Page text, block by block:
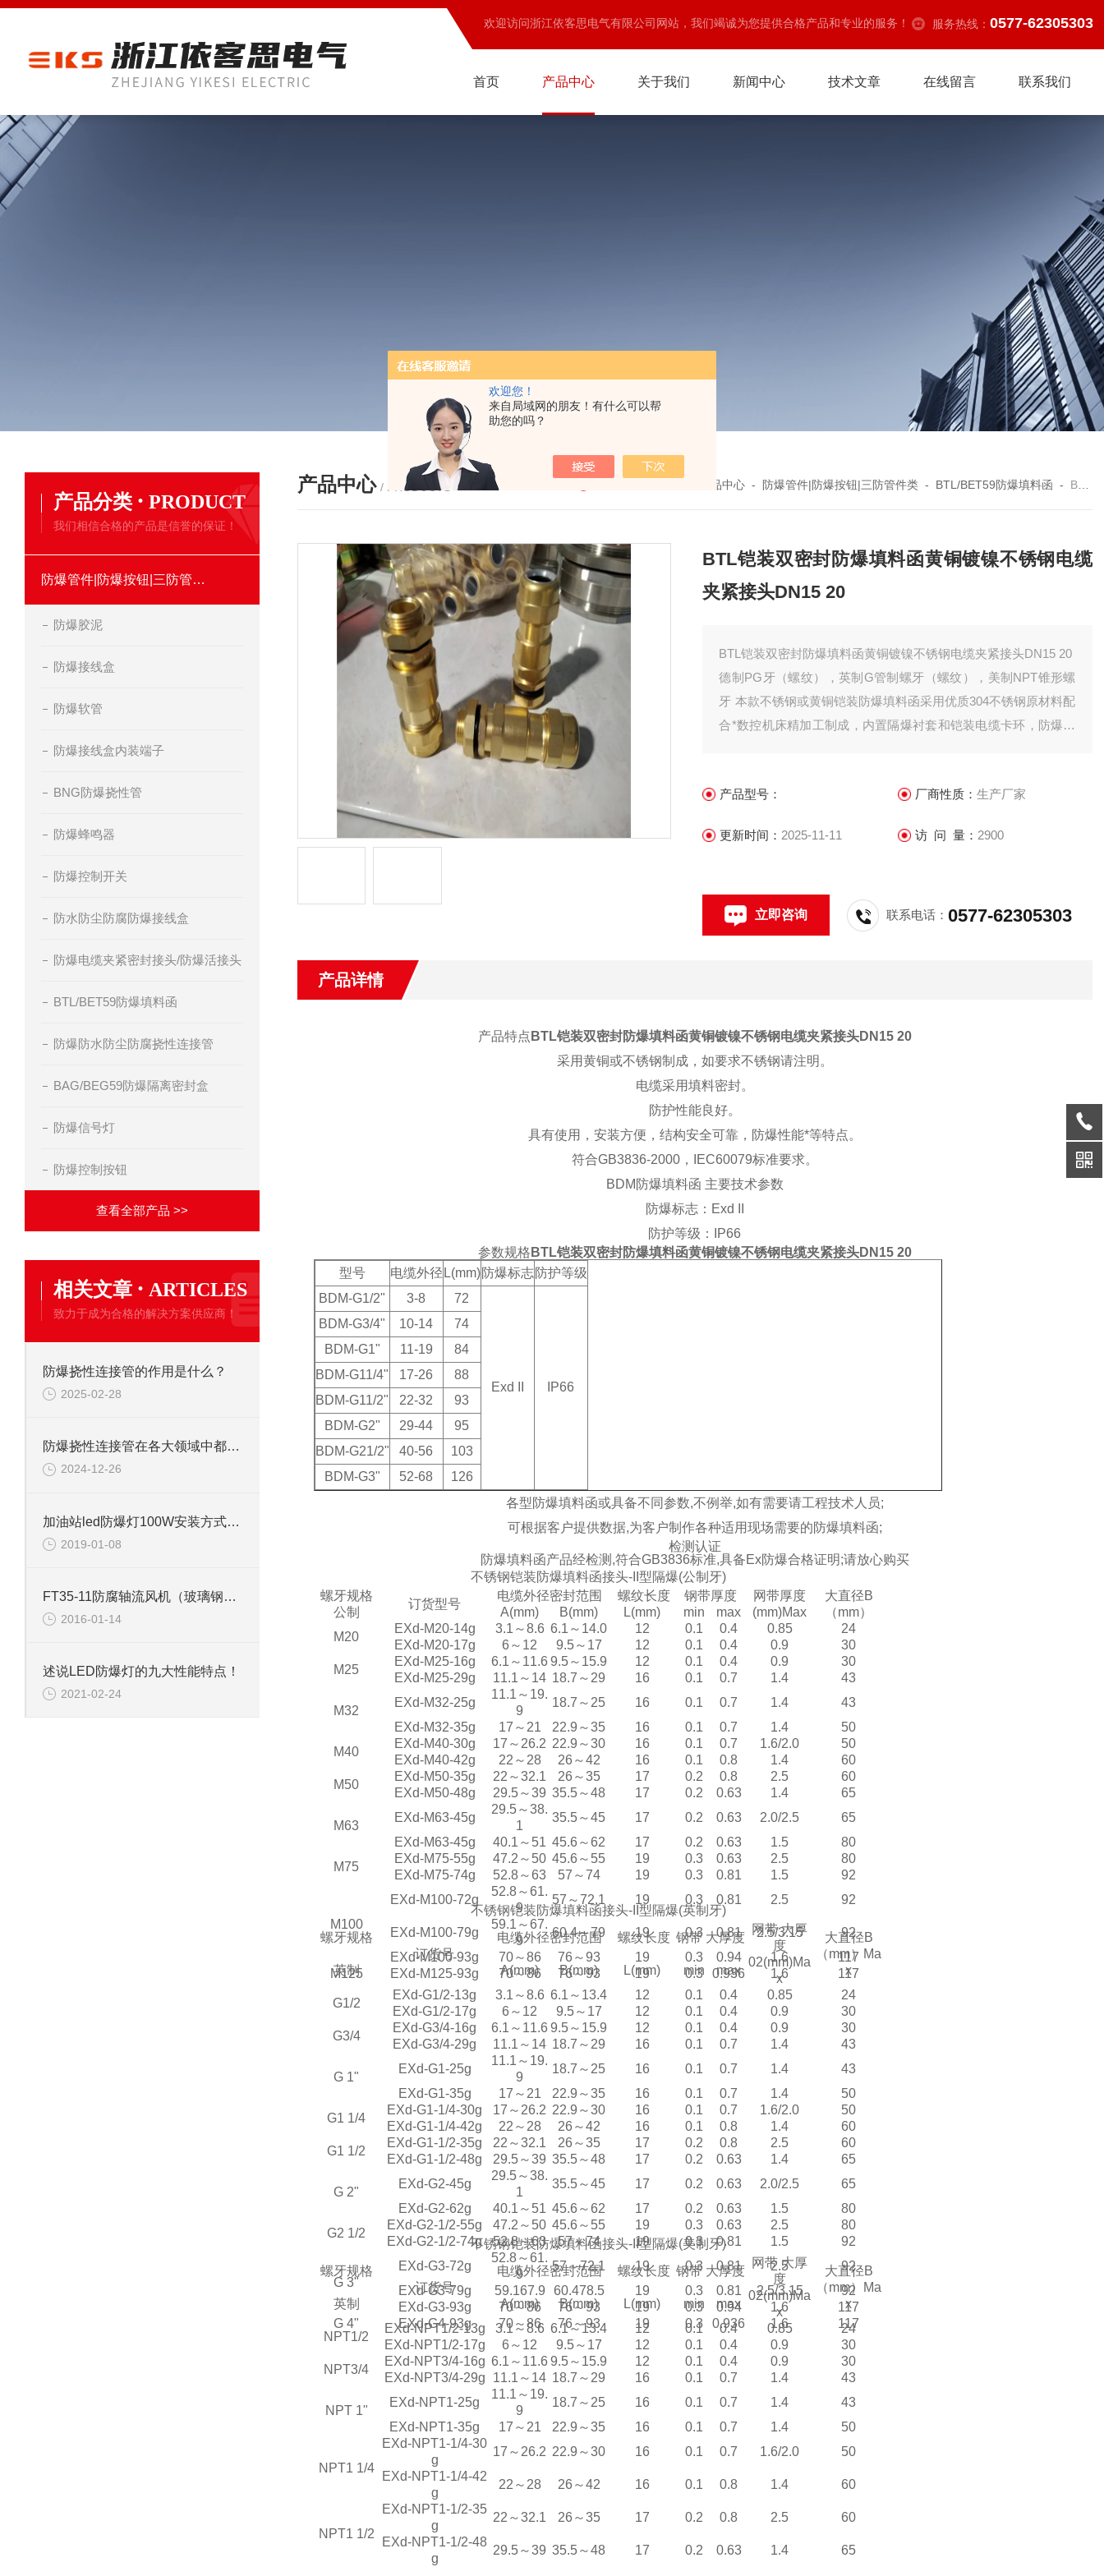
欢迎您！
来自局域网的朋友！有什么可以帮
助您的吗？
欢迎访问浙江依客思电气有限公司网站，我们竭诚为您提供合格产品和专业的服务！ 服务热线： 0577-62305303
首页 产品中心 关于我们 新闻中心 技术文章 在线留言 联系我们
产品分类 · PRODUCT
我们相信合格的产品是信誉的保证！
防爆管件|防爆按钮|三防管件类
防爆胶泥
防爆接线盒
防爆软管
防爆接线盒内装端子
BNG防爆挠性管
防爆蜂鸣器
防爆控制开关
防水防尘防腐防爆接线盒
防爆电缆夹紧密封接头/防爆活接头
BTL/BET59防爆填料函
防爆防水防尘防腐挠性连接管
BAG/BEG59防爆隔离密封盒
防爆信号灯
防爆控制按钮
查看全部产品 >>
相关文章 · ARTICLES
致力于成为合格的解决方案供应商！
防爆挠性连接管的作用是什么？
2025-02-28
防爆挠性连接管在各大领域中都有着其作用
2024-12-26
加油站led防爆灯100W安装方式有哪几种
2019-01-08
FT35-11防腐轴流风机（玻璃钢材质）
2016-01-14
述说LED防爆灯的九大性能特点！
2021-02-24
产品中心 / PRODUCTS 产品中心 - 防爆管件|防爆按钮|三防管件类 - BTL/BET59防爆填料函 - BTL铠装双密封防爆填料函黄铜镀镍不锈钢电缆夹紧接头DN15 20
BTL铠装双密封防爆填料函黄铜镀镍不锈钢电缆
夹紧接头DN15 20
BTL铠装双密封防爆填料函黄铜镀镍不锈钢电缆夹紧接头DN15 20
德制PG牙（螺纹），英制G管制螺牙（螺纹），美制NPT锥形螺
牙 本款不锈钢或黄铜铠装防爆填料函采用优质304不锈钢原材料配
合*数控机床精加工制成，内置隔爆衬套和铠装电缆卡环，防爆功
产品型号： 厂商性质： 生产厂家
更新时间： 2025-11-11 访 问 量： 2900
立即咨询 联系电话：0577-62305303
产品详情
产品特点 BTL铠装双密封防爆填料函黄铜镀镍不锈钢电缆夹紧接头DN15 20
采用黄铜或不锈钢制成，如要求不锈钢请注明。
电缆采用填料密封。
防护性能良好。
具有使用，安装方便，结构安全可靠，防爆性能*等特点。
符合GB3836-2000，IEC60079标准要求。
BDM防爆填料函 主要技术参数
防爆标志：Exd II
防护等级：IP66
参数规格 BTL铠装双密封防爆填料函黄铜镀镍不锈钢电缆夹紧接头DN15 20
型号
电缆外径 L(mm) 防爆标志 防护等级
BDM-G1/2"
3-8 72
Exd II IP66
BDM-G3/4" 10-14
74
BDM-G1"
11-19
84
BDM-G11/4"
17-26
88
BDM-G11/2"
22-32
93
BDM-G2"
29-44
95
BDM-G21/2"
40-56
103
BDM-G3"
52-68
126
各型防爆填料函或具备不同参数,不例举,如有需要请工程技术人员;
可根据客户提供数据,为客户制作各种适用现场需要的防爆填料函;
检测认证
防爆填料函产品经检测,符合GB3836标准,具备Ex防爆合格证明;请放心购买
不锈钢铠装防爆填料函接头-II型隔爆(公制牙)
螺牙规格
订货型号
电缆外径密封范围 螺纹长度 钢带厚度 网带厚度
大直径B
公制
A(mm) B(mm) L(mm) min max (mm)Max
（mm）
M20
EXd-M20-14g 3.1～8.6 6.1～14.0 12 0.1 0.4 0.85
24
EXd-M20-17g
6～12 9.5～17 12 0.1 0.4 0.9
30
M25
EXd-M25-16g 6.1～11.6 9.5～15.9 12 0.1 0.4 0.9
30
EXd-M25-29g
11.1～14 18.7～29 16 0.1 0.7 1.4 43
M32
EXd-M32-25g
11.1～19.
9
18.7～25 16 0.1 0.7 1.4
43
EXd-M32-35g
17～21 22.9～35 16 0.1 0.7 1.4
50
M40
EXd-M40-30g 17～26.2 22.9～30 16 0.1 0.7 1.6/2.0
50
EXd-M40-42g
22～28 26～42 16 0.1 0.8 1.4
60
M50
EXd-M50-35g 22～32.1 26～35 17 0.2 0.8 2.5
60
EXd-M50-48g
29.5～39 35.5～48 17 0.2 0.63 1.4 65
M63
EXd-M63-45g
29.5～38.
1
35.5～45 17 0.2 0.63 2.0/2.5
65
EXd-M63-45g
40.1～51 45.6～62 17 0.2 0.63 1.5
80
M75
EXd-M75-55g 47.2～50 45.6～55 19 0.3 0.63 2.5
80
EXd-M75-74g
52.8～63 57～74 19 0.3 0.81 1.5 92
M100
EXd-M100-72g
52.8～61.
9
57～72.1 19 0.3 0.81 2.5 92
EXd-M100-79g
59.1～67.
9
60.4～79 19 0.3 0.81 2.5/3.15
92
EXd-M100-93g
70～86 76～93 19 0.3 0.94 1.6
117
M125
EXd-M125-93g 70～86 76～93 19 0.3 0.936 1.6 117
不锈钢铠装防爆填料函接头-II型隔爆(英制牙)
螺牙规格
订货号
电缆外径密封范围 螺纹长度 钢带 大厚度
网带 大厚
度
大直径B
（mm）Ma
x
英制 A(mm) B(mm) L(mm) min max
02(mm)Ma
x
G1/2
EXd-G1/2-13g 3.1～8.6 6.1～13.4 12 0.1 0.4 0.85
24
EXd-G1/2-17g
6～12 9.5～17 12 0.1 0.4 0.9
30
G3/4
EXd-G3/4-16g 6.1～11.6 9.5～15.9 12 0.1 0.4 0.9
30
EXd-G3/4-29g
11.1～14 18.7～29 16 0.1 0.7 1.4 43
G 1"
EXd-G1-25g
11.1～19.
9
18.7～25 16 0.1 0.7 1.4
43
EXd-G1-35g
17～21 22.9～35 16 0.1 0.7 1.4
50
G1 1/4
EXd-G1-1/4-30g 17～26.2 22.9～30 16 0.1 0.7 1.6/2.0
50
EXd-G1-1/4-42g
22～28 26～42 16 0.1 0.8 1.4
60
G1 1/2
EXd-G1-1/2-35g 22～32.1 26～35 17 0.2 0.8 2.5
60
EXd-G1-1/2-48g
29.5～39 35.5～48 17 0.2 0.63 1.4 65
G 2"
EXd-G2-45g
29.5～38.
1
35.5～45 17 0.2 0.63 2.0/2.5
65
EXd-G2-62g
40.1～51 45.6～62 17 0.2 0.63 1.5
80
G2 1/2
EXd-G2-1/2-55g 47.2～50 45.6～55 19 0.3 0.63 2.5
80
EXd-G2-1/2-74g
52.8～63 57～74 19 0.3 0.81 1.5 92
G 3"
EXd-G3-72g
52.8～61.
9
57～72.1 19 0.3 0.81 2.5
92
EXd-G3-79g
59.167.9 60.478.5 19 0.3 0.81 2.5/3.15
92
EXd-G3-93g
70～86 76～93 19 0.3 0.94 1.6
117
G 4"
EXd-G4-93g 70～86 76～93 19 0.3 0.936 1.6 117
不锈钢铠装防爆填料函接头-II型隔爆(美制牙)
螺牙规格
订货号
电缆外径密封范围 螺纹长度 钢带 大厚度
网带 大厚
度
大直径B
（mm）Ma
x
英制 A(mm) B(mm) L(mm) min max
02(mm)Ma
x
NPT1/2
EXd-NPT1/2-13g 3.1～8.6 6.1～13.4 12 0.1 0.4 0.85
24
EXd-NPT1/2-17g
6～12 9.5～17 12 0.1 0.4 0.9
30
NPT3/4
EXd-NPT3/4-16g 6.1～11.6 9.5～15.9 12 0.1 0.4 0.9
30
EXd-NPT3/4-29g
11.1～14 18.7～29 16 0.1 0.7 1.4 43
NPT 1"
EXd-NPT1-25g
11.1～19.
9
18.7～25 16 0.1 0.7 1.4
43
EXd-NPT1-35g
17～21 22.9～35 16 0.1 0.7 1.4 50
NPT1 1/4
EXd-NPT1-1/4-30
g
17～26.2 22.9～30 16 0.1 0.7 1.6/2.0
50
EXd-NPT1-1/4-42
g
22～28 26～42 16 0.1 0.8 1.4 60
NPT1 1/2
EXd-NPT1-1/2-35
g
22～32.1 26～35 17 0.2 0.8 2.5
60
EXd-NPT1-1/2-48
g
29.5～39 35.5～48 17 0.2 0.63 1.4 65